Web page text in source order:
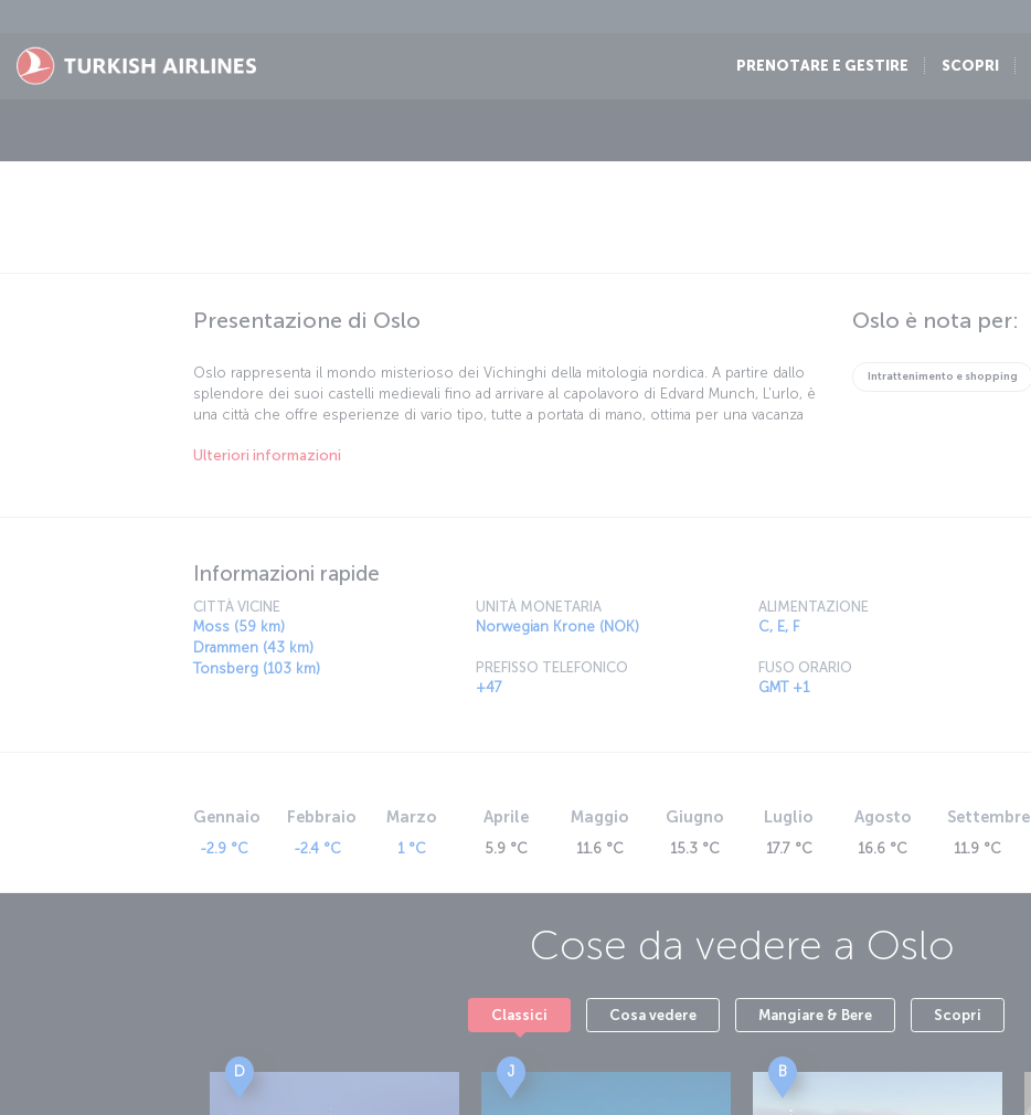
PRENOTARE E GESTIRE SCOPRI
Presentazione di Oslo
Oslo rappresenta il mondo misterioso dei Vichinghi della mitologia nordica. A partire dallo
splendore dei suoi castelli medievali fino ad arrivare al capolavoro di Edvard Munch, L'urlo, è
una città che offre esperienze di vario tipo, tutte a portata di mano, ottima per una vacanza
città: Oslo infatti vanta anche una vivace cultura gastronomica, attività sportive e molto altro.
Ulteriori informazioni
Oslo è nota per:
Intrattenimento e shopping
Informazioni rapide
CITTÀ VICINE
Moss (59 km)
Drammen (43 km)
Tonsberg (103 km)
UNITÀ MONETARIA
Norwegian Krone (NOK)
PREFISSO TELEFONICO
+47
ALIMENTAZIONE
C, E, F
FUSO ORARIO
GMT +1
Gennaio
-2.9 °C
Febbraio
-2.4 °C
Marzo
1 °C
Aprile
5.9 °C
Maggio
11.6 °C
Giugno
15.3 °C
Luglio
17.7 °C
Agosto
16.6 °C
Settembre
11.9 °C
Cose da vedere a Oslo
Classici Cosa vedere Mangiare & Bere Scopri
D J B